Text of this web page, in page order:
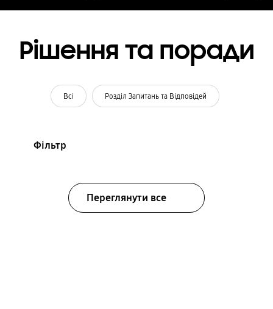
Рішення та поради
Всі Розділ Запитань та Відповідей
Фільтр
Переглянути все